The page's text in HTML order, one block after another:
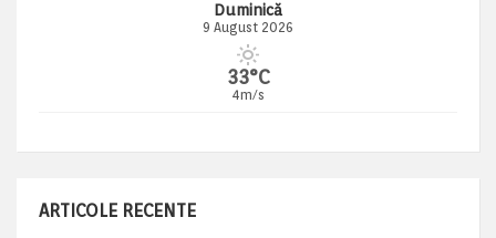
Duminică
9 August 2026
33°C
4m/s
ARTICOLE RECENTE